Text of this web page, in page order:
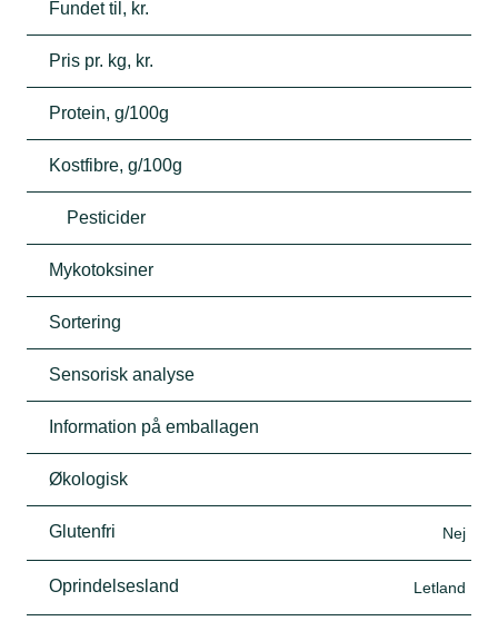
Fundet til, kr.
Pris pr. kg, kr.
Protein, g/100g
Kostfibre, g/100g
Pesticider
Mykotoksiner
Sortering
Sensorisk analyse
Information på emballagen
Økologisk
Glutenfri Nej
Oprindelsesland Letland